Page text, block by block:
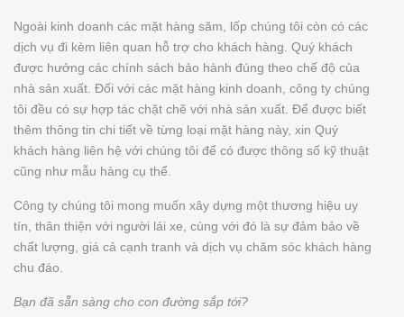
Ngoài kinh doanh các mặt hàng săm, lốp chúng tôi còn có các
dịch vụ đi kèm liên quan hỗ trợ cho khách hàng. Quý khách
được hưởng các chính sách bảo hành đúng theo chế độ của
nhà sản xuất. Đối với các mặt hàng kinh doanh, công ty chúng
tôi đều có sự hợp tác chặt chẽ với nhà sản xuất. Để được biết
thêm thông tin chi tiết về từng loại mặt hàng này, xin Quý
khách hàng liên hệ với chúng tôi để có được thông số kỹ thuật
cũng như mẫu hàng cụ thể.
Công ty chúng tôi mong muốn xây dựng một thương hiệu uy
tín, thân thiện với người lái xe, cùng với đó là sự đảm bảo về
chất lượng, giá cả cạnh tranh và dịch vụ chăm sóc khách hàng
chu đáo.
Bạn đã sẵn sàng cho con đường sắp tới?